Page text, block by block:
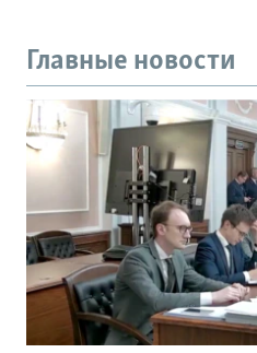
Главные новости